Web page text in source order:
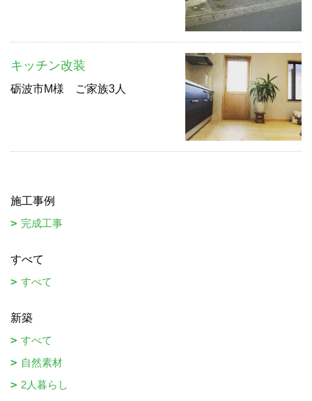
キッチン改装
砺波市M様 ご家族3人
施工事例
完成工事
すべて
すべて
新築
すべて
自然素材
2人暮らし